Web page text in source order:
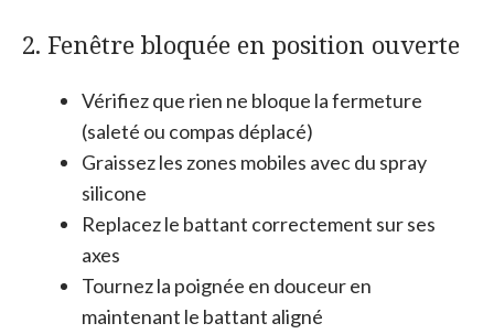
2. Fenêtre bloquée en position ouverte
Vérifiez que rien ne bloque la fermeture
(saleté ou compas déplacé)
Graissez les zones mobiles avec du spray
silicone
Replacez le battant correctement sur ses
axes
Tournez la poignée en douceur en
maintenant le battant aligné